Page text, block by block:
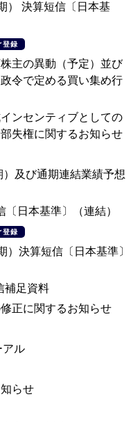
） 決算短信〔日本基
登録
主の異動（予定）並び
令で定める買い集め行
ンセンティブとしての
失権に関するお知らせ
及び通期連結業績予想
日本基準〕（連結）
登録
決算短信〔日本基準〕
補足資料
正に関するお知らせ
アル
らせ